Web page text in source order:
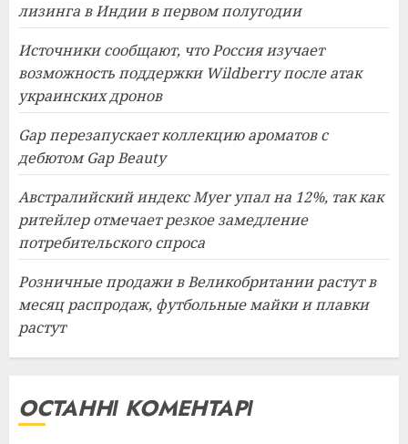
лизинга в Индии в первом полугодии
Источники сообщают, что Россия изучает
возможность поддержки Wildberry после атак
украинских дронов
Gap перезапускает коллекцию ароматов с
дебютом Gap Beauty
Австралийский индекс Myer упал на 12%, так как
ритейлер отмечает резкое замедление
потребительского спроса
Розничные продажи в Великобритании растут в
месяц распродаж, футбольные майки и плавки
растут
ОСТАННІ КОМЕНТАРІ